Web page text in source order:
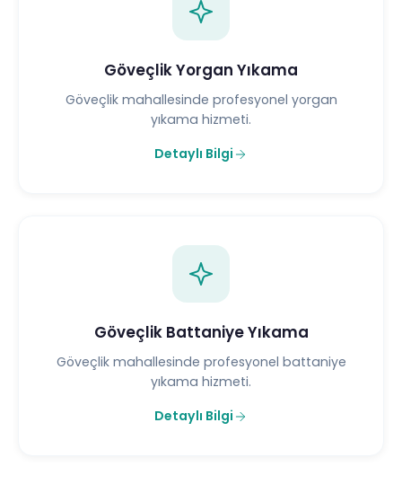
Göveçlik Yorgan Yıkama
Göveçlik mahallesinde profesyonel yorgan
yıkama hizmeti.
Detaylı Bilgi
Göveçlik Battaniye Yıkama
Göveçlik mahallesinde profesyonel battaniye
yıkama hizmeti.
Detaylı Bilgi